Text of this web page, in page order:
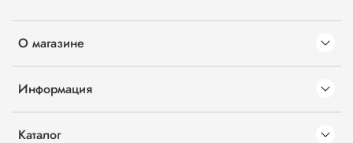
О магазине
Информация
Каталог